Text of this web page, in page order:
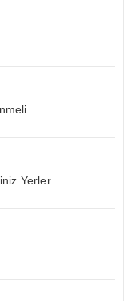
Yerler